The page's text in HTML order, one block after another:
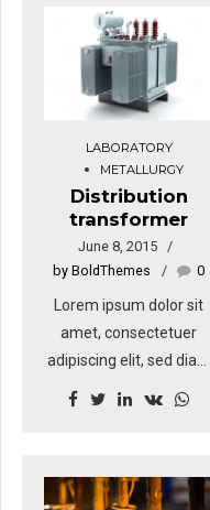
LABORATORY
METALLURGY
Distribution
transformer
June 8, 2015
by BoldThemes
0
Lorem ipsum dolor sit
amet, consectetuer
adipiscing elit, sed diam
nonummy nibh euismod
quis nostrud exerci